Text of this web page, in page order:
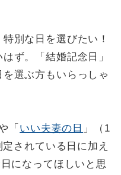
別な日を選びたい！
ず。「結婚記念日」
選ぶ方もいらっしゃ
「 いい夫妻の日 」（1
されている日に加え
になってほしいと思